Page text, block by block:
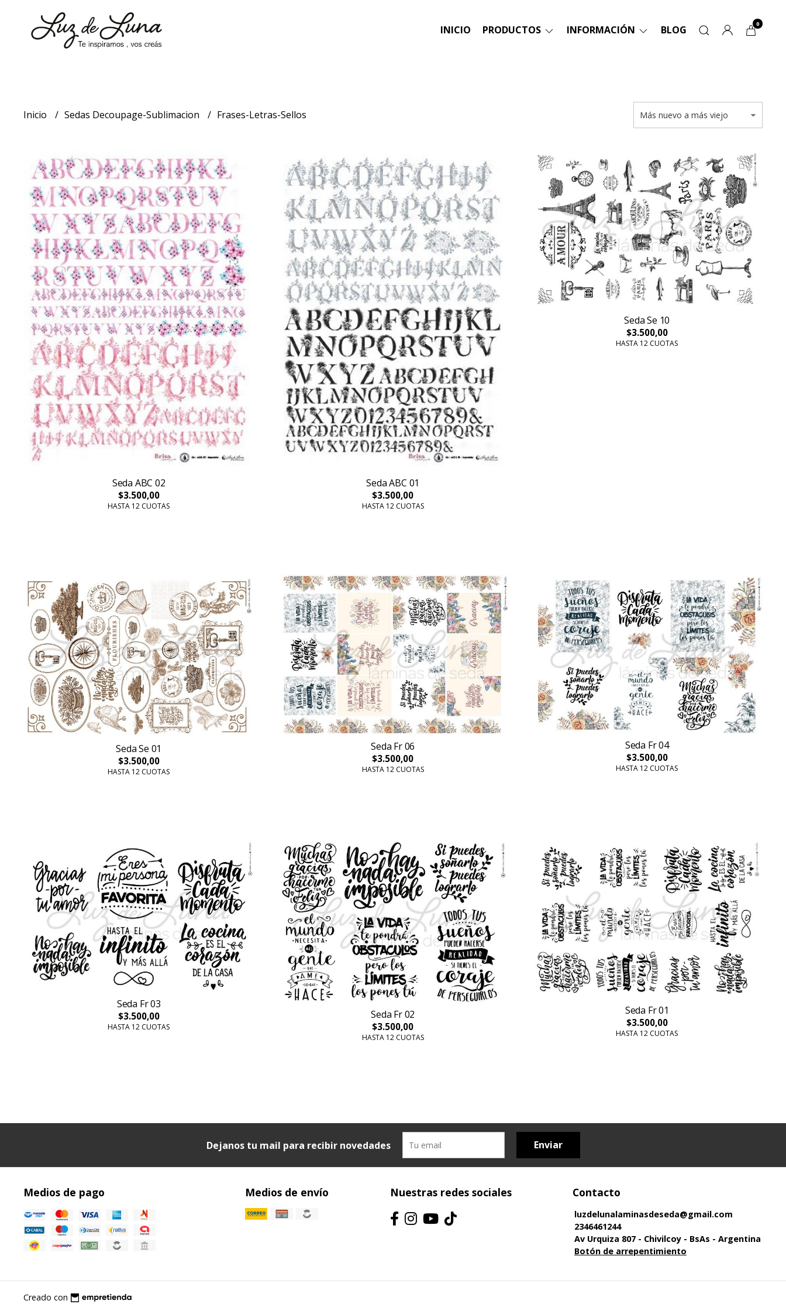
INICIO PRODUCTOS INFORMACIÓN BLOG 0
Inicio Sedas Decoupage-Sublimacion Frases-Letras-Sellos
Seda ABC 02
$3.500,00
HASTA 12 CUOTAS
Seda ABC 01
$3.500,00
HASTA 12 CUOTAS
Seda Se 10
$3.500,00
HASTA 12 CUOTAS
Seda Se 01
$3.500,00
HASTA 12 CUOTAS
Seda Fr 06
$3.500,00
HASTA 12 CUOTAS
Seda Fr 04
$3.500,00
HASTA 12 CUOTAS
Seda Fr 03
$3.500,00
HASTA 12 CUOTAS
Seda Fr 02
$3.500,00
HASTA 12 CUOTAS
Seda Fr 01
$3.500,00
HASTA 12 CUOTAS
Dejanos tu mail para recibir novedades Enviar
Medios de pago Medios de envío Nuestras redes sociales Contacto
luzdelunalaminasdeseda@gmail.com
2346461244
Av Urquiza 807 - Chivilcoy - BsAs - Argentina
Botón de arrepentimiento
Creado con